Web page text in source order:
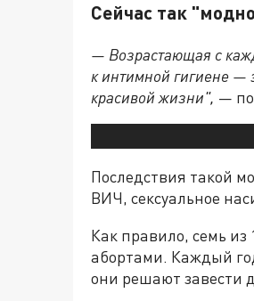
Сейчас так
— Возрастающая с
к интимной гигиене —
красивой жизни", —
Последствия такой
ВИЧ, сексуальное
Как правило, семь из
абортами. Каждый
они решают завести